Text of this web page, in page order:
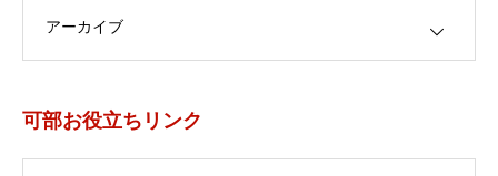
可部お役立ちリンク